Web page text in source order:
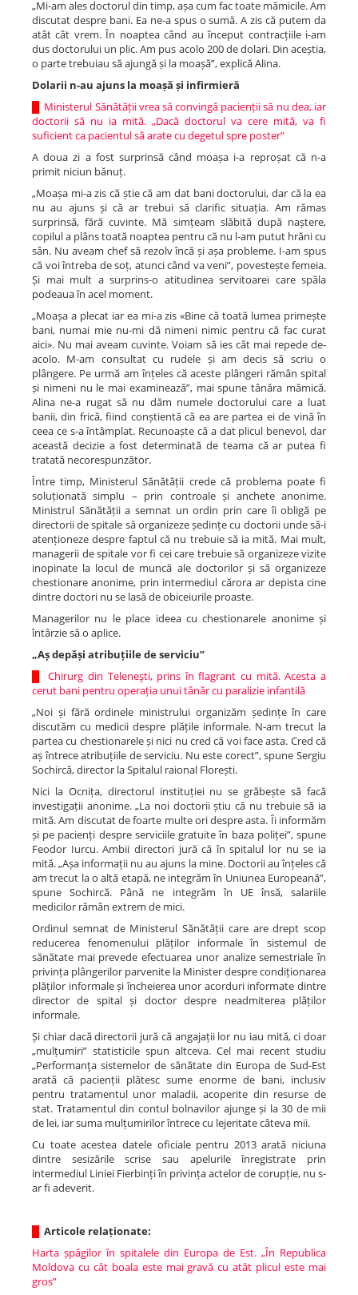
„Mi-am ales doctorul din timp, așa cum fac toate mămicile. Am
discutat despre bani. Ea ne-a spus o sumă. A zis că putem da
atât cât vrem. În noaptea când au început contracțiile i-am
dus doctorului un plic. Am pus acolo 200 de dolari. Din aceștia,
o parte trebuiau să ajungă și la moașă”, explică Alina.
Dolarii n-au ajuns la moașă și infirmieră
Ministerul Sănătății vrea să convingă pacienții să nu dea, iar
doctorii să nu ia mită. „Dacă doctorul va cere mită, va fi
suficient ca pacientul să arate cu degetul spre poster”
A doua zi a fost surprinsă când moașa i-a reproșat că n-a
primit niciun bănuț.
„Moașa mi-a zis că știe că am dat bani doctorului, dar că la ea
nu au ajuns și că ar trebui să clarific situația. Am rămas
surprinsă, fără cuvinte. Mă simțeam slăbită după naștere,
copilul a plâns toată noaptea pentru că nu l-am putut hrăni cu
sân. Nu aveam chef să rezolv încă și așa probleme. I-am spus
că voi întreba de soț, atunci când va veni”, povestește femeia.
Și mai mult a surprins-o atitudinea servitoarei care spăla
podeaua în acel moment.
„Moașa a plecat iar ea mi-a zis «Bine că toată lumea primește
bani, numai mie nu-mi dă nimeni nimic pentru că fac curat
aici». Nu mai aveam cuvinte. Voiam să ies cât mai repede de-
acolo. M-am consultat cu rudele și am decis să scriu o
plângere. Pe urmă am înțeles că aceste plângeri rămân spital
și nimeni nu le mai examinează”, mai spune tânăra mămică.
Alina ne-a rugat să nu dăm numele doctorului care a luat
banii, din frică, fiind conștientă că ea are partea ei de vină în
ceea ce s-a întâmplat. Recunoaște că a dat plicul benevol, dar
această decizie a fost determinată de teama că ar putea fi
tratată necorespunzător.
Între timp, Ministerul Sănătății crede că problema poate fi
soluționată simplu – prin controale și anchete anonime.
Ministrul Sănătății a semnat un ordin prin care îi obligă pe
directorii de spitale să organizeze ședințe cu doctorii unde să-i
atenționeze despre faptul că nu trebuie să ia mită. Mai mult,
managerii de spitale vor fi cei care trebuie să organizeze vizite
inopinate la locul de muncă ale doctorilor și să organizeze
chestionare anonime, prin intermediul cărora ar depista cine
dintre doctori nu se lasă de obiceiurile proaste.
Managerilor nu le place ideea cu chestionarele anonime și
întârzie să o aplice.
„Aș depăși atribuțiile de serviciu”
Chirurg din Teleneşti, prins în flagrant cu mită. Acesta a
cerut bani pentru operația unui tânăr cu paralizie infantilă
„Noi și fără ordinele ministrului organizăm ședințe în care
discutăm cu medicii despre plățile informale. N-am trecut la
partea cu chestionarele și nici nu cred că voi face asta. Cred că
aș întrece atribuțiile de serviciu. Nu este corect”, spune Sergiu
Sochircă, director la Spitalul raional Florești.
Nici la Ocnița, directorul instituției nu se grăbește să facă
investigații anonime. „La noi doctorii știu că nu trebuie să ia
mită. Am discutat de foarte multe ori despre asta. Îi informăm
și pe pacienți despre serviciile gratuite în baza poliței”, spune
Feodor Iurcu. Ambii directori jură că în spitalul lor nu se ia
mită. „Așa informații nu au ajuns la mine. Doctorii au înțeles că
am trecut la o altă etapă, ne integrăm în Uniunea Europeană”,
spune Sochircă. Până ne integrăm în UE însă, salariile
medicilor rămân extrem de mici.
Ordinul semnat de Ministerul Sănătății care are drept scop
reducerea fenomenului plăților informale în sistemul de
sănătate mai prevede efectuarea unor analize semestriale în
privința plângerilor parvenite la Minister despre condiționarea
plăților informale și încheierea unor acorduri informate dintre
director de spital și doctor despre neadmiterea plăților
informale.
Și chiar dacă directorii jură că angajații lor nu iau mită, ci doar
„mulțumiri” statisticile spun altceva. Cel mai recent studiu
„Performanţa sistemelor de sănătate din Europa de Sud-Est
arată că pacienții plătesc sume enorme de bani, inclusiv
pentru tratamentul unor maladii, acoperite din resurse de
stat. Tratamentul din contul bolnavilor ajunge și la 30 de mii
de lei, iar suma mulțumirilor întrece cu lejeritate câteva mii.
Cu toate acestea datele oficiale pentru 2013 arată niciuna
dintre sesizările scrise sau apelurile înregistrate prin
intermediul Liniei Fierbinți în privința actelor de corupție, nu s-
ar fi adeverit.
Articole relaționate:
Harta șpăgilor în spitalele din Europa de Est. „În Republica
Moldova cu cât boala este mai gravă cu atât plicul este mai
gros”